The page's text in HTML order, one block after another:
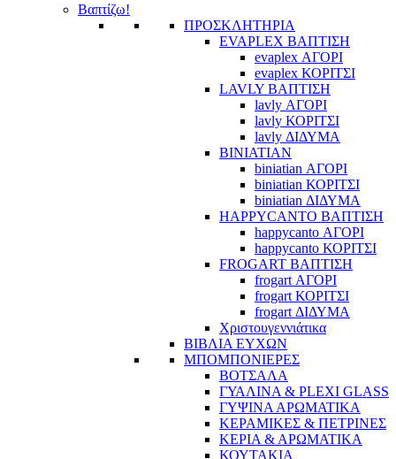
Βαπτίζω!
ΠΡΟΣΚΛΗΤΗΡΙΑ
EVAPLEX ΒΑΠΤΙΣΗ
evaplex ΑΓΟΡΙ
evaplex ΚΟΡΙΤΣΙ
LAVLY ΒΑΠΤΙΣΗ
lavly ΑΓΟΡΙ
lavly ΚΟΡΙΤΣΙ
lavly ΔΙΔΥΜΑ
BINIATIAN
biniatian ΑΓΟΡΙ
biniatian ΚΟΡΙΤΣΙ
biniatian ΔΙΔΥΜΑ
HAPPYCANTO ΒΑΠΤΙΣΗ
happycanto ΑΓΟΡΙ
happycanto ΚΟΡΙΤΣΙ
FROGART ΒΑΠΤΙΣΗ
frogart ΑΓΟΡΙ
frogart ΚΟΡΙΤΣΙ
frogart ΔΙΔΥΜΑ
Χριστουγεννιάτικα
ΒΙΒΛΙΑ ΕΥΧΩΝ
ΜΠΟΜΠΟΝΙΕΡΕΣ
ΒΟΤΣΑΛΑ
ΓΥΑΛΙΝΑ & PLEXI GLASS
ΓΥΨΙΝΑ ΑΡΩΜΑΤΙΚΑ
ΚΕΡΑΜΙΚΕΣ & ΠΕΤΡΙΝΕΣ
ΚΕΡΙΑ & ΑΡΩΜΑΤΙΚΑ
ΚΟΥΤΑΚΙΑ